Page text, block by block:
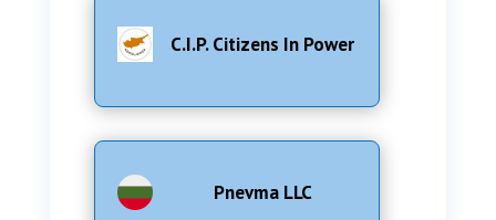
C.I.P. Citizens In Power
Pnevma LLC